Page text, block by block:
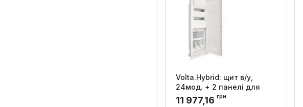
Volta.Hybrid: щит в/у,
24мод. + 2 панелі для
ММ, пластикові двері,
11 977,16 грн